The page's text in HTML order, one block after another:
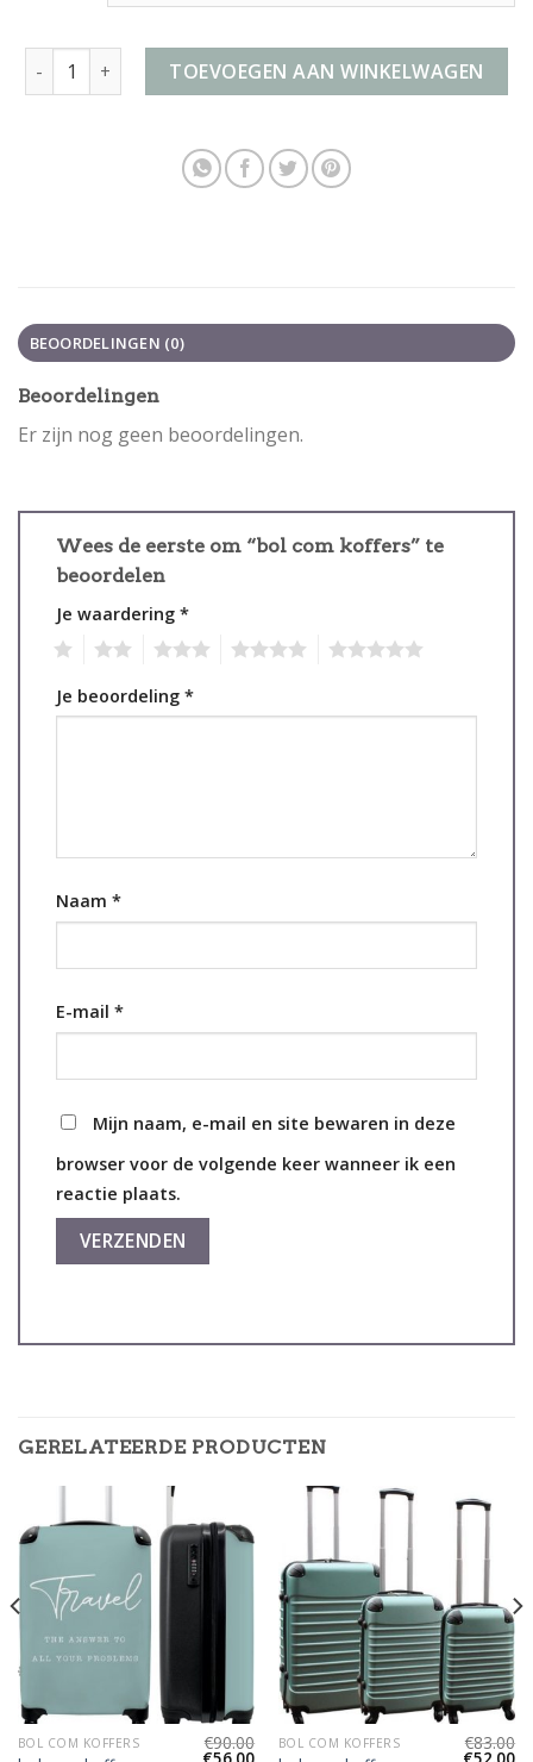
bol com koffers aantalTOEVOEGEN AAN WINKELWAGEN
BEOORDELINGEN (0)
Beoordelingen
Er zijn nog geen beoordelingen.
Wees de eerste om “bol com koffers” te
beoordelen
Je waardering *
Je beoordeling *
Naam *
E-mail *
Mijn naam, e-mail en site bewaren in deze
browser voor de volgende keer wanneer ik een
reactie plaats.
GERELATEERDE PRODUCTEN
BOL COM KOFFERS €90.00 BOL COM KOFFERS €83.00